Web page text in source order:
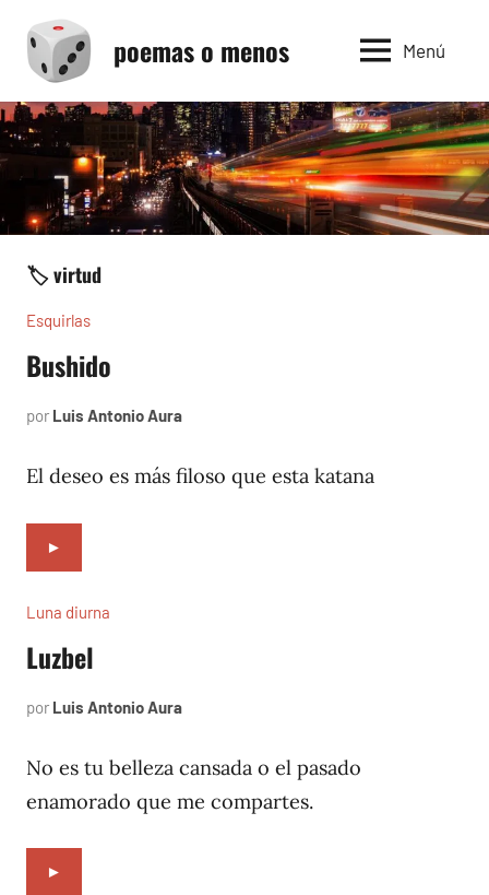
contenido
poemas o menos Menú
🏷️ virtud
Esquirlas
Bushido
por Luis Antonio Aura
2025
El deseo es más filoso que esta katana
►
Luna diurna
Luzbel
por Luis Antonio Aura
2002
No es tu belleza cansada o el pasado
enamorado que me compartes.
►